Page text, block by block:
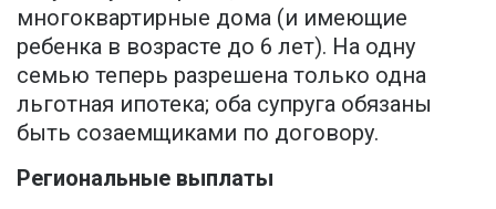
многоквартирные дома (и имеющие
ребенка в возрасте до 6 лет). На одну
семью теперь разрешена только одна
льготная ипотека; оба супруга обязаны
быть созаемщиками по договору.
Региональные выплаты